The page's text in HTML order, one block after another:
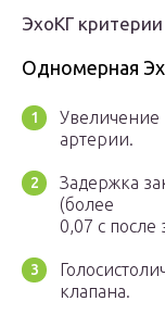
ЭхоКГ критерии
Одномерная
Увеличение
артерии.
Задержка
(более
0,07 с после
клапана.